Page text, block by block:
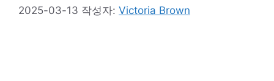
2025-03-13 작성자: Victoria Brown